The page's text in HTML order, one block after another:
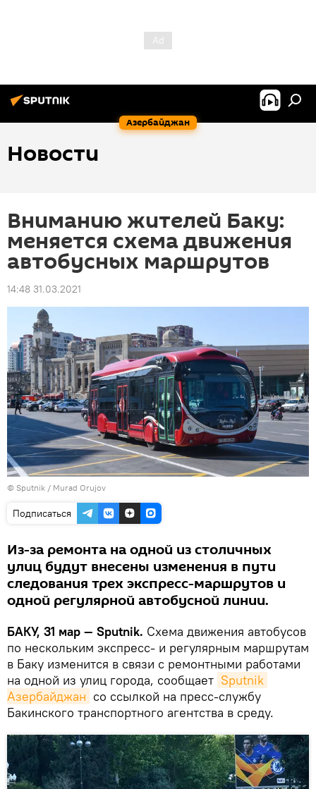
Азербайджан
Новости
Вниманию жителей Баку:
меняется схема движения
автобусных маршрутов
14:48 31.03.2021
© Sputnik / Murad Orujov
Подписаться
Из-за ремонта на одной из столичных
улиц будут внесены изменения в пути
следования трех экспресс-маршрутов и
одной регулярной автобусной линии.
БАКУ, 31 мар — Sputnik. Схема движения автобусов
по нескольким экспресс- и регулярным маршрутам
в Баку изменится в связи с ремонтными работами
на одной из улиц города, сообщает Sputnik
Азербайджан со ссылкой на пресс-службу
Бакинского транспортного агентства в среду.